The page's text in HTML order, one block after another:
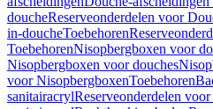
doucheReserveonderdelen voor
in-doucheToebehoren
ToebehorenNisopbergboxen voor
Nisopbergboxen voor douches
voor NisopbergboxenToebehoren
sanitairacrylReserveonderdelen